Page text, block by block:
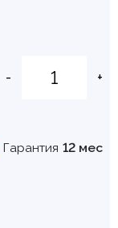
- +
Гарантия 12 мес